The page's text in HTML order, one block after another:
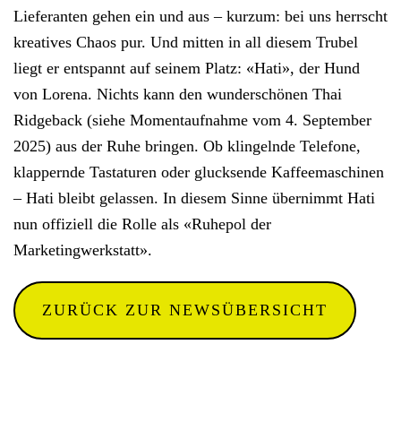
Lieferanten gehen ein und aus – kurzum: bei uns herrscht
kreatives Chaos pur. Und mitten in all diesem Trubel
liegt er entspannt auf seinem Platz: «Hati», der Hund
von Lorena. Nichts kann den wunderschönen Thai
Ridgeback (siehe Momentaufnahme vom 4. September
2025) aus der Ruhe bringen. Ob klingelnde Telefone,
klappernde Tastaturen oder glucksende Kaffeemaschinen
– Hati bleibt gelassen. In diesem Sinne übernimmt Hati
nun offiziell die Rolle als «Ruhepol der
Marketingwerkstatt».
ZURÜCK ZUR NEWSÜBERSICHT